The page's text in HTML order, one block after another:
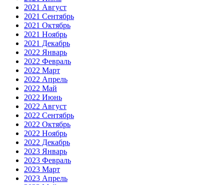
2021 Август
2021 Сентябрь
2021 Октябрь
2021 Ноябрь
2021 Декабрь
2022 Январь
2022 Февраль
2022 Март
2022 Апрель
2022 Май
2022 Июнь
2022 Август
2022 Сентябрь
2022 Октябрь
2022 Ноябрь
2022 Декабрь
2023 Январь
2023 Февраль
2023 Март
2023 Апрель